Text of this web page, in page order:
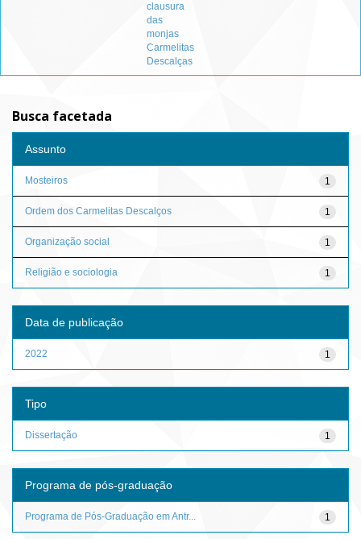
clausura
das
monjas
Carmelitas
Descalças
Busca facetada
Assunto
1
Mosteiros
1
Ordem dos Carmelitas Descalços
1
Organização social
1
Religião e sociologia
Data de publicação
1
2022
Tipo
1
Dissertação
Programa de pós-graduação
1
Programa de Pós-Graduação em Antr...